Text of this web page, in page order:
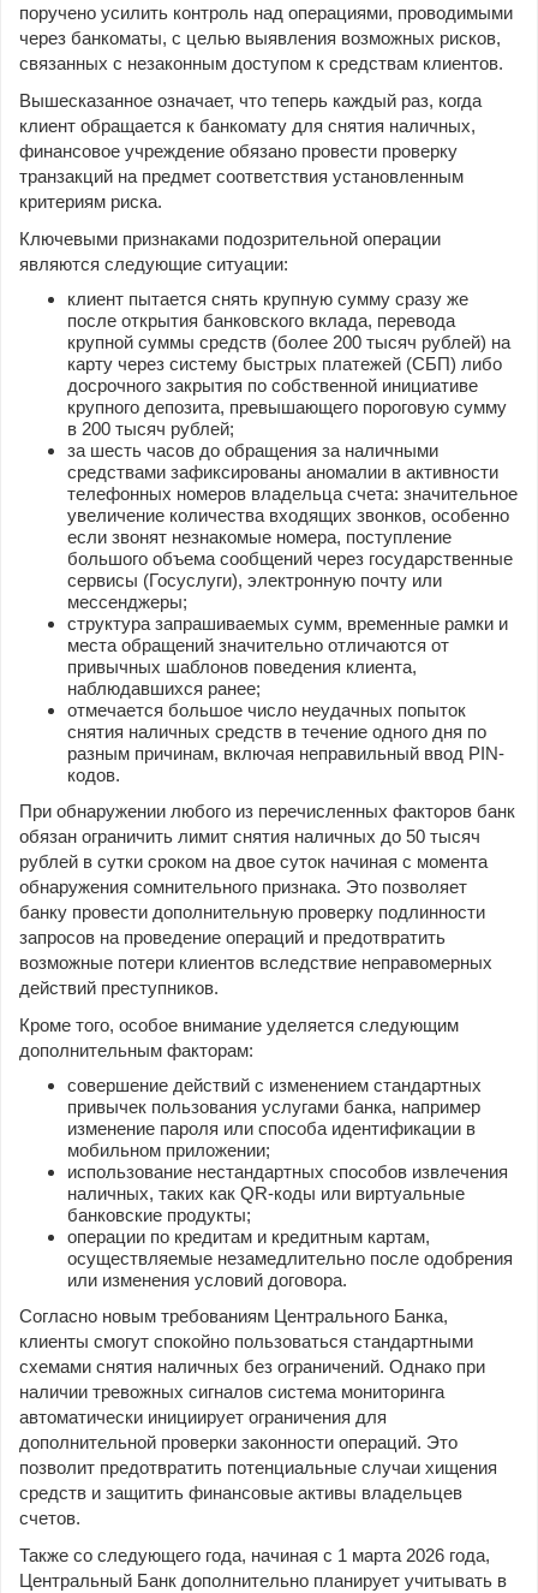
поручено усилить контроль над операциями, проводимыми
через банкоматы, с целью выявления возможных рисков,
связанных с незаконным доступом к средствам клиентов.
Вышесказанное означает, что теперь каждый раз, когда
клиент обращается к банкомату для снятия наличных,
финансовое учреждение обязано провести проверку
транзакций на предмет соответствия установленным
критериям риска.
Ключевыми признаками подозрительной операции
являются следующие ситуации:
клиент пытается снять крупную сумму сразу же
после открытия банковского вклада, перевода
крупной суммы средств (более 200 тысяч рублей) на
карту через систему быстрых платежей (СБП) либо
досрочного закрытия по собственной инициативе
крупного депозита, превышающего пороговую сумму
в 200 тысяч рублей;
за шесть часов до обращения за наличными
средствами зафиксированы аномалии в активности
телефонных номеров владельца счета: значительное
увеличение количества входящих звонков, особенно
если звонят незнакомые номера, поступление
большого объема сообщений через государственные
сервисы (Госуслуги), электронную почту или
мессенджеры;
структура запрашиваемых сумм, временные рамки и
места обращений значительно отличаются от
привычных шаблонов поведения клиента,
наблюдавшихся ранее;
отмечается большое число неудачных попыток
снятия наличных средств в течение одного дня по
разным причинам, включая неправильный ввод PIN-
кодов.
При обнаружении любого из перечисленных факторов банк
обязан ограничить лимит снятия наличных до 50 тысяч
рублей в сутки сроком на двое суток начиная с момента
обнаружения сомнительного признака. Это позволяет
банку провести дополнительную проверку подлинности
запросов на проведение операций и предотвратить
возможные потери клиентов вследствие неправомерных
действий преступников.
Кроме того, особое внимание уделяется следующим
дополнительным факторам:
совершение действий с изменением стандартных
привычек пользования услугами банка, например
изменение пароля или способа идентификации в
мобильном приложении;
использование нестандартных способов извлечения
наличных, таких как QR-коды или виртуальные
банковские продукты;
операции по кредитам и кредитным картам,
осуществляемые незамедлительно после одобрения
или изменения условий договора.
Согласно новым требованиям Центрального Банка,
клиенты смогут спокойно пользоваться стандартными
схемами снятия наличных без ограничений. Однако при
наличии тревожных сигналов система мониторинга
автоматически инициирует ограничения для
дополнительной проверки законности операций. Это
позволит предотвратить потенциальные случаи хищения
средств и защитить финансовые активы владельцев
счетов.
Также со следующего года, начиная с 1 марта 2026 года,
Центральный Банк дополнительно планирует учитывать в